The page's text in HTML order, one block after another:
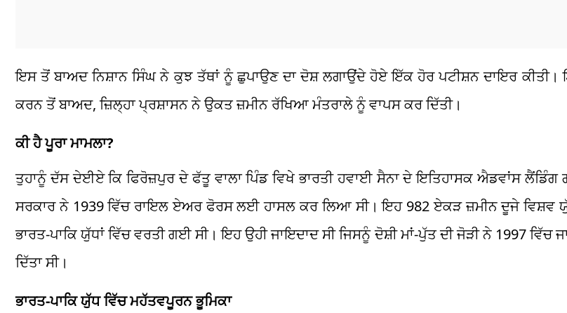
ਇਸ ਤੋਂ ਬਾਅਦ ਨਿਸ਼ਾਨ ਸਿੰਘ ਨੇ ਕੁਝ ਤੱਥਾਂ ਨੂੰ ਛੁਪਾਉਣ ਦਾ ਦੋਸ਼ ਲਗਾਉਂਦੇ ਹੋਏ ਇੱਕ ਹੋਰ ਪਟੀਸ਼ਨ ਦਾਇਰ ਕੀਤੀ।
ਕਰਨ ਤੋਂ ਬਾਅਦ, ਜ਼ਿਲ੍ਹਾ ਪ੍ਰਸ਼ਾਸਨ ਨੇ ਉਕਤ ਜ਼ਮੀਨ ਰੱਖਿਆ ਮੰਤਰਾਲੇ ਨੂੰ ਵਾਪਸ ਕਰ ਦਿੱਤੀ।
ਕੀ ਹੈ ਪੂਰਾ ਮਾਮਲਾ?
ਤੁਹਾਨੂੰ ਦੱਸ ਦੇਈਏ ਕਿ ਫਿਰੋਜ਼ਪੁਰ ਦੇ ਫੱਤੂ ਵਾਲਾ ਪਿੰਡ ਵਿਖੇ ਭਾਰਤੀ ਹਵਾਈ ਸੈਨਾ ਦੇ ਇਤਿਹਾਸਕ ਐਡਵਾਂਸ ਲੈਂਡਿੰਗ
ਸਰਕਾਰ ਨੇ 1939 ਵਿੱਚ ਰਾਇਲ ਏਅਰ ਫੋਰਸ ਲਈ ਹਾਸਲ ਕਰ ਲਿਆ ਸੀ। ਇਹ 982 ਏਕੜ ਜ਼ਮੀਨ ਦੂਜੇ ਵਿਸ਼ਵ
ਭਾਰਤ-ਪਾਕਿ ਯੁੱਧਾਂ ਵਿੱਚ ਵਰਤੀ ਗਈ ਸੀ। ਇਹ ਉਹੀ ਜਾਇਦਾਦ ਸੀ ਜਿਸਨੂੰ ਦੋਸ਼ੀ ਮਾਂ-ਪੁੱਤ ਦੀ ਜੋੜੀ ਨੇ 1997 ਵਿੱਚ
ਦਿੱਤਾ ਸੀ।
ਭਾਰਤ-ਪਾਕਿ ਯੁੱਧ ਵਿੱਚ ਮਹੱਤਵਪੂਰਨ ਭੂਮਿਕਾ